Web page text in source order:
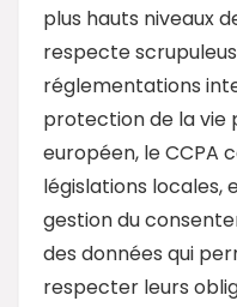
plus hauts niveaux
respecte
réglementations
protection de la vie
européen, le CCPA
législations locales,
gestion du
des données qui
respecter leurs